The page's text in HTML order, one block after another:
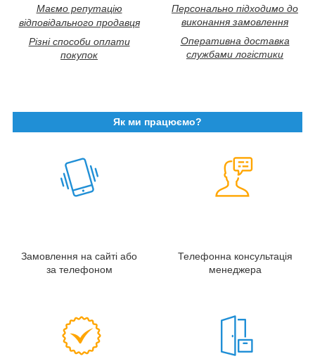
Маємо репутацію
відповідального продавця
Різні способи оплати
покупок
Персонально підходимо до
виконання замовлення
Оперативна доставка
службами логістики
Як ми працюємо?
Замовлення на сайті або
за телефоном
Телефонна консультація
менеджера